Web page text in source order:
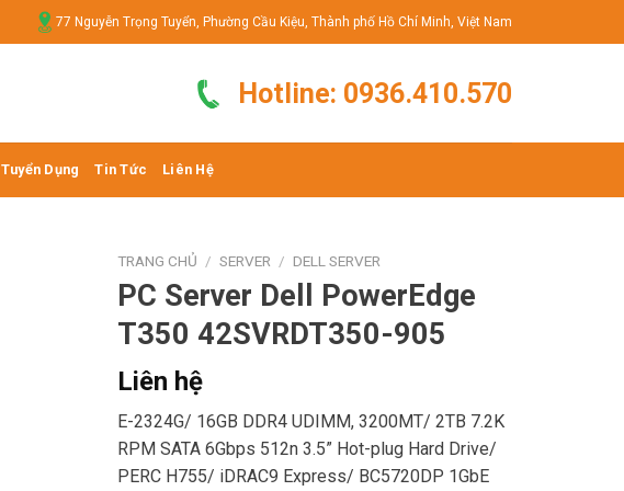
77 Nguyễn Trọng Tuyển, Phường Cầu Kiệu, Thành phố Hồ Chí Minh, Việt Nam
Hotline: 0936.410.570
Tuyển Dụng Tin Tức Liên Hệ
TRANG CHỦ / SERVER / DELL SERVER
PC Server Dell PowerEdge
T350 42SVRDT350-905
Liên hệ
E-2324G/ 16GB DDR4 UDIMM, 3200MT/ 2TB 7.2K
RPM SATA 6Gbps 512n 3.5” Hot-plug Hard Drive/
PERC H755/ iDRAC9 Express/ BC5720DP 1GbE